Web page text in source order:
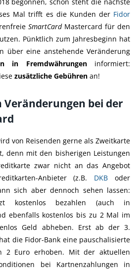
Mal trifft es die Kunden der Fidor
SmartCardMastercard für den
Pünktlich zum Jahresbeginn hat
über eine anstehende Veränderung
in Fremdwährungeninformiert:
zusätzliche Gebühren an!
bei der
von Reisenden gerne als Zweitkarte
denn mit den bisherigen Leistungen
zwar nicht an das Angebot
Anbieter (z.B. DKB oder
sich aber dennoch sehen lassen:
kostenlos bezahlen (auch in
ebenfalls kostenlos bis zu 2 Mal im
Geld abheben. Erst ab der 3.
die Fidor-Bank eine pauschalisierte
2 Euro erhoben. Mit der aktuellen
bei Kartnenzahlungen in